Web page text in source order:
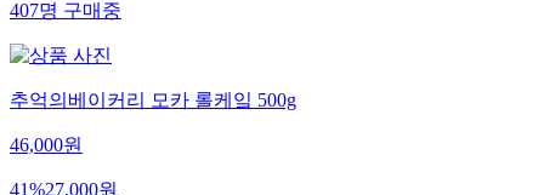
407명구매중
추억의베이커리 모카 롤케잌 500g
46,000원